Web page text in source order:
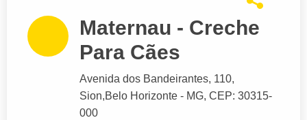
Maternau - Creche
Para Cães
Avenida dos Bandeirantes, 110,
Sion,Belo Horizonte - MG, CEP: 30315-
000